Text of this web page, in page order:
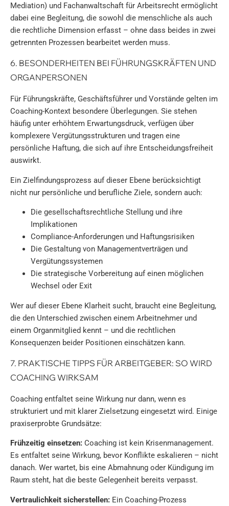
Mediation) und Fachanwaltschaft für Arbeitsrecht ermöglicht
dabei eine Begleitung, die sowohl die menschliche als auch
die rechtliche Dimension erfasst – ohne dass beides in zwei
getrennten Prozessen bearbeitet werden muss.
6. BESONDERHEITEN BEI FÜHRUNGSKRÄFTEN UND
ORGANPERSONEN
Für Führungskräfte, Geschäftsführer und Vorstände gelten im
Coaching-Kontext besondere Überlegungen. Sie stehen
häufig unter erhöhtem Erwartungsdruck, verfügen über
komplexere Vergütungsstrukturen und tragen eine
persönliche Haftung, die sich auf ihre Entscheidungsfreiheit
auswirkt.
Ein Zielfindungsprozess auf dieser Ebene berücksichtigt
nicht nur persönliche und berufliche Ziele, sondern auch:
Die gesellschaftsrechtliche Stellung und ihre
Implikationen
Compliance-Anforderungen und Haftungsrisiken
Die Gestaltung von Managementverträgen und
Vergütungssystemen
Die strategische Vorbereitung auf einen möglichen
Wechsel oder Exit
Wer auf dieser Ebene Klarheit sucht, braucht eine Begleitung,
die den Unterschied zwischen einem Arbeitnehmer und
einem Organmitglied kennt – und die rechtlichen
Konsequenzen beider Positionen einschätzen kann.
7. PRAKTISCHE TIPPS FÜR ARBEITGEBER: SO WIRD
COACHING WIRKSAM
Coaching entfaltet seine Wirkung nur dann, wenn es
strukturiert und mit klarer Zielsetzung eingesetzt wird. Einige
praxiserprobte Grundsätze:
Frühzeitig einsetzen: Coaching ist kein Krisenmanagement.
Es entfaltet seine Wirkung, bevor Konflikte eskalieren – nicht
danach. Wer wartet, bis eine Abmahnung oder Kündigung im
Raum steht, hat die beste Gelegenheit bereits verpasst.
Vertraulichkeit sicherstellen: Ein Coaching-Prozess